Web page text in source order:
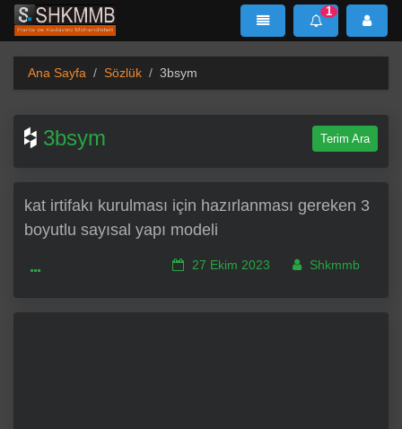
SHKMMB MenÜ Mesaj
1
Ana Sayfa Sözlük 3bsym
3bsym Terim Ara
kat irtifakı kurulması için hazırlanması gereken 3
boyutlu sayısal yapı modeli
27 Ekim 2023 Shkmmb